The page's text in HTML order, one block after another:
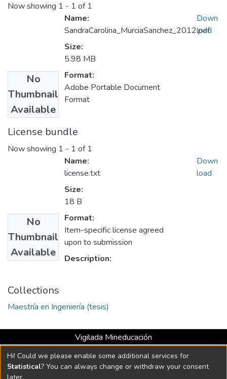
Now showing 1 - 1 of 1
No
Thumbnail
Available
Name:
SandraCarolina_MurciaSanchez_2012.pdf
Size:
5.98 MB
Format:
Adobe Portable Document
Format
Down
load
License bundle
Now showing 1 - 1 of 1
No
Thumbnail
Available
Name:
license.txt
Size:
18 B
Format:
Item-specific license agreed
upon to submission
Description:
Down
load
Collections
Maestría en Ingeniería (tesis)
Vigilada Mineducación
Universidad con Acreditación Institucional hasta 2026 -
Resolución MEN 2158 de 2018
Hi! Could we please enable some additional services for
Statistical? You can always change or withdraw your consent